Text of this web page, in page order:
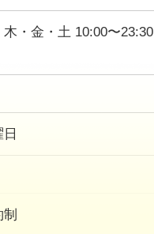
木・金・土 10:00〜